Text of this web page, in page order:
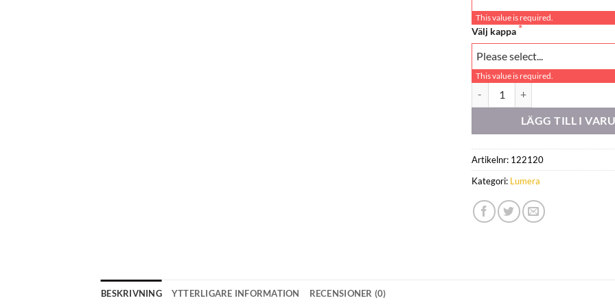
This value is required.
Välj kappa
This value is required.
LÄGG TILL I
Artikelnr: 122120
Kategori: Lumera
BESKRIVNING YTTERLIGARE INFORMATION RECENSIONER (0)